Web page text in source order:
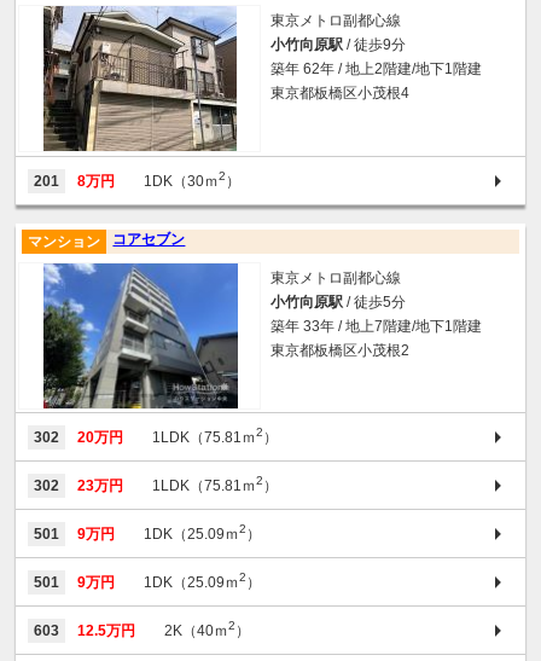
東京メトロ副都心線
小竹向原駅 / 徒歩9分
築年 62年 / 地上2階建/地下1階建
東京都板橋区小茂根4
201 8万円 1DK（30ｍ2 ）
コアセブン
マンション
東京メトロ副都心線
小竹向原駅 / 徒歩5分
築年 33年 / 地上7階建/地下1階建
東京都板橋区小茂根2
302 20万円 1LDK（75.81ｍ2 ）
302 23万円 1LDK（75.81ｍ2 ）
501 9万円 1DK（25.09ｍ2 ）
501 9万円 1DK（25.09ｍ2 ）
603 12.5万円 2K（40ｍ2 ）